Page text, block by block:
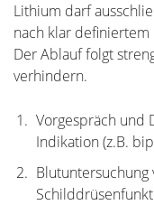
Lithium darf
nach klar
Der Ablauf folgt
verhindern.
Vorgespräch und
Indikation (z.B.